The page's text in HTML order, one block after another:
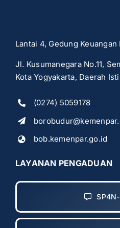
Lantai 4, Gedung Keuangan
Jl. Kusumanegara No.11,
Kota Yogyakarta, Daerah
(0274) 5059178
bob.kemenpar.go.id
LAYANAN PENGADUAN